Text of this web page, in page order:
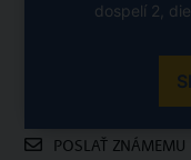
dospelí 2,
POSLAŤ ZNÁMEMU